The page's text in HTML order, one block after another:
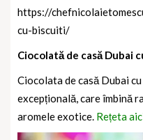
https://
cu-biscuiti/
Ciocolată de casă Dubai
Ciocolata de casă Dubai
excepțională, care îmbină
aromele exotice. Rețeta